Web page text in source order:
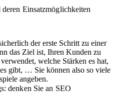
Einsatzmöglichkeiten
der erste Schritt zu einer
das Ziel ist, Ihren Kunden zu
welche Stärken es hat,
gibt, … Sie können also so viele
angeben.
denken Sie an SEO